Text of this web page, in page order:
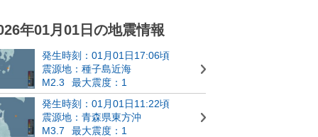
年01月01日の地震情報
発生時刻：01月01日17:06頃
震源地：種子島近海
M2.3
最大震度：1
発生時刻：01月01日11:22頃
震源地：青森県東方沖
M3.7
最大震度：1